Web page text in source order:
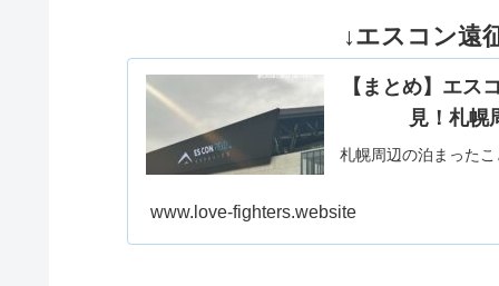
↓エスコン遠
【まとめ】エス
見！札幌
札幌周辺の泊まった
www.love-fighters.website